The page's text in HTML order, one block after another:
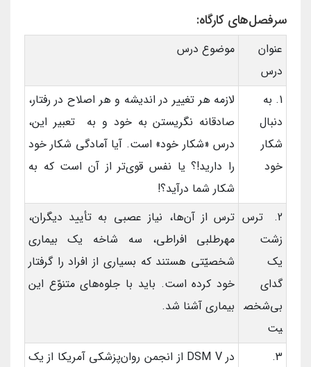
سرفصل‌های کارگاه:
عنوان
درس
موضوع درس
1. به
دنبال
شکار
خود
لازمه هر تغییر در اندیشه و هر اصلاح در رفتار،‌
صادقانه نگریستن به خود و به تعبیر این،
درس «شکار خود» است. آیا آمادگی شکار خود
را دارید!؟ یا نفس قوی‌تر از آن است که به
شکار شما درآید؟!
2. ترس
زشت
یک
گدای
بی‌شخص
یت
ترس از آن‌ها، نیاز عصبی به تأیید دیگران‌،
مهرطلبی افراطی، سه شاخه یک بیماری
شخصیّتی هستند که بسیاری از افراد را گرفتار
خود کرده است. باید با جلوه‌های متنوّع این
بیماری آشنا شد.
3.
در DSM V از انجمن روان‌پزشکی آمریکا از یک